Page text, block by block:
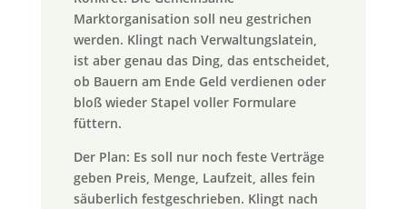
Marktorganisation soll neu gestrichen
werden. Klingt nach Verwaltungslatein,
ist aber genau das Ding, das entscheidet,
ob Bauern am Ende Geld verdienen oder
bloß wieder Stapel voller Formulare
füttern.
Der Plan: Es soll nur noch feste Verträge
geben Preis, Menge, Laufzeit, alles fein
säuberlich festgeschrieben. Klingt nach